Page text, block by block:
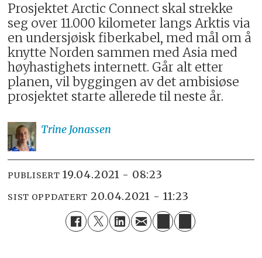
Prosjektet Arctic Connect skal strekke
seg over 11.000 kilometer langs Arktis via
en undersjøisk fiberkabel, med mål om å
knytte Norden sammen med Asia med
høyhastighets internett. Går alt etter
planen, vil byggingen av det ambisiøse
prosjektet starte allerede til neste år.
Trine Jonassen
PUBLISERT 19.04.2021 - 08:23
SIST OPPDATERT 20.04.2021 - 11:23